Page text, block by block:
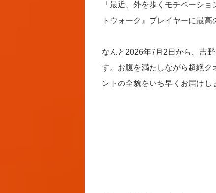
「最近、外を歩くモチベーシ
トウォーク』プレイヤーに最高
なんと2026年7月2日から、吉
す。お腹を満たしながら超絶ク
ントの全貌をいち早くお届けし